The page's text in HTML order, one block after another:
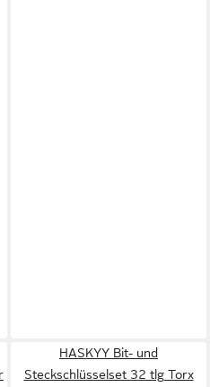
HASKYY Bit- und
Steckschlüsselset 32 tlg Torx